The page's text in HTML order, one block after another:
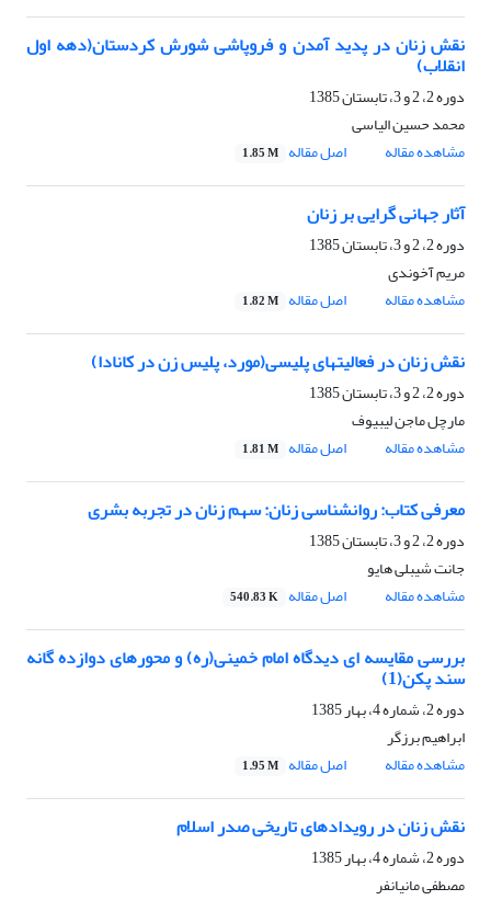
نقش زنان در پدید آمدن و فروپاشی شورش کردستان(دهه اول
انقلاب)
دوره 2، 2 و 3، تابستان 1385
محمد حسین الیاسی
مشاهده مقاله
اصل مقاله 1.85 M
آثار جهانی گرایی بر زنان
دوره 2، 2 و 3، تابستان 1385
مریم آخوندی
مشاهده مقاله
اصل مقاله 1.82 M
نقش زنان در فعالیتهای پلیسی(مورد، پلیس زن در کانادا)
دوره 2، 2 و 3، تابستان 1385
مارچل ماجن لیبیوف
مشاهده مقاله
اصل مقاله 1.81 M
معرفی کتاب: روانشناسی زنان: سهم زنان در تجربه بشری
دوره 2، 2 و 3، تابستان 1385
جانت شیبلی هایو
مشاهده مقاله
اصل مقاله 540.83 K
بررسی مقایسه ای دیدگاه امام خمینی(ره) و محورهای دوازده گانه
سند پکن(1)
دوره 2، شماره 4، بهار 1385
ابراهیم برزگر
مشاهده مقاله
اصل مقاله 1.95 M
نقش زنان در رویدادهای تاریخی صدر اسلام
دوره 2، شماره 4، بهار 1385
مصطفی مانیانفر